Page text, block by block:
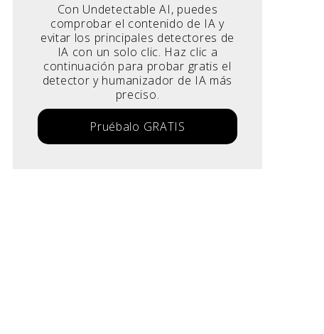
Con Undetectable AI, puedes
comprobar el contenido de IA y
evitar los principales detectores de
IA con un solo clic. Haz clic a
continuación para probar gratis el
detector y humanizador de IA más
preciso.
Pruébalo GRATIS